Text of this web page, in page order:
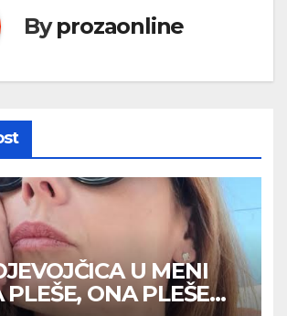
Byprozaonline
U MENI
PLEŠE, ONA PLEŠE